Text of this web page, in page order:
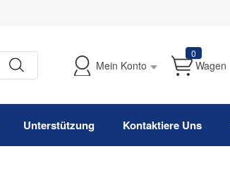
Mein Konto
0
Wagen
Unterstützung Kontaktiere Uns